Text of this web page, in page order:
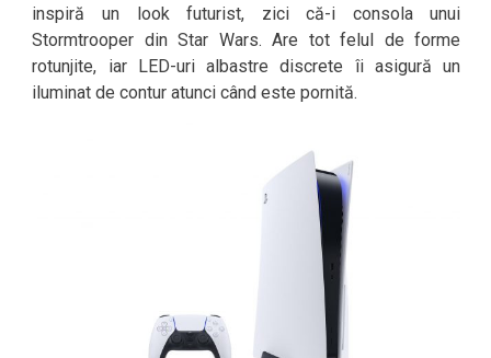
inspiră un look futurist, zici că-i consola unui
Stormtrooper din Star Wars. Are tot felul de forme
rotunjite, iar LED-uri albastre discrete îi asigură un
iluminat de contur atunci când este pornită.